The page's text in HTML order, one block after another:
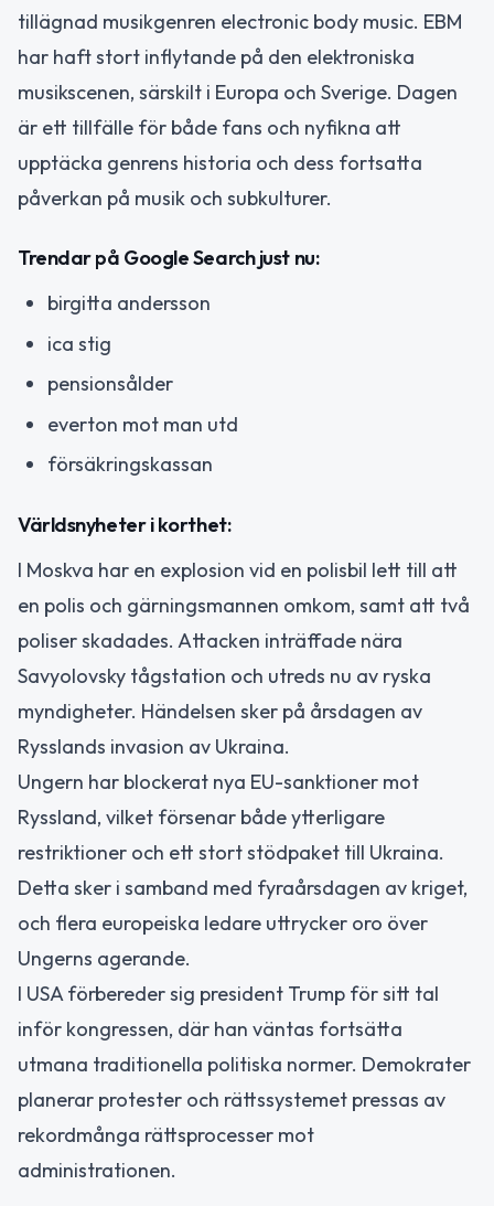
tillägnad musikgenren electronic body music. EBM
har haft stort inflytande på den elektroniska
musikscenen, särskilt i Europa och Sverige. Dagen
är ett tillfälle för både fans och nyfikna att
upptäcka genrens historia och dess fortsatta
påverkan på musik och subkulturer.
Trendar på Google Search just nu:
birgitta andersson
ica stig
pensionsålder
everton mot man utd
försäkringskassan
Världsnyheter i korthet:
I Moskva har en explosion vid en polisbil lett till att
en polis och gärningsmannen omkom, samt att två
poliser skadades. Attacken inträffade nära
Savyolovsky tågstation och utreds nu av ryska
myndigheter. Händelsen sker på årsdagen av
Rysslands invasion av Ukraina.
Ungern har blockerat nya EU-sanktioner mot
Ryssland, vilket försenar både ytterligare
restriktioner och ett stort stödpaket till Ukraina.
Detta sker i samband med fyraårsdagen av kriget,
och flera europeiska ledare uttrycker oro över
Ungerns agerande.
I USA förbereder sig president Trump för sitt tal
inför kongressen, där han väntas fortsätta
utmana traditionella politiska normer. Demokrater
planerar protester och rättssystemet pressas av
rekordmånga rättsprocesser mot
administrationen.